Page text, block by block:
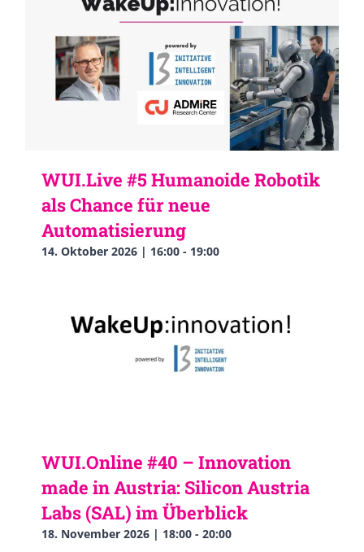
WUI.Live #5 Humanoide Robotik
als Chance für neue
Automatisierung
14. Oktober 2026 | 16:00 - 19:00
WUI.Online #40 – Innovation
made in Austria: Silicon Austria
Labs (SAL) im Überblick
18. November 2026 | 18:00 - 20:00